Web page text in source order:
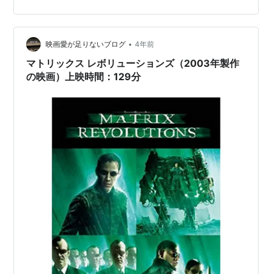
映画愛が足りないブログ • 4年前
マトリックス レボリューションズ（2003年製作
の映画）上映時間：129分